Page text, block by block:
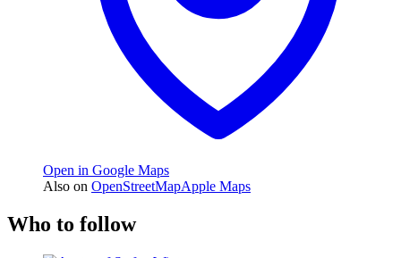
Open in Google Maps
Also on OpenStreetMapApple Maps
Who to follow